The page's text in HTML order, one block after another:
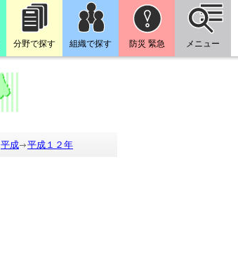
分野で探す 組織で探す 防災 緊急 メニュー
平成 平成１２年